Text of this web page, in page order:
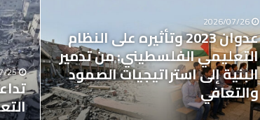
2026/07/26
عدوان 2023 وتأثيره على النظام
التعليمي الفلسطيني: من تدمير
البنية إلى استراتيجيات الصمود
والتعافي
25